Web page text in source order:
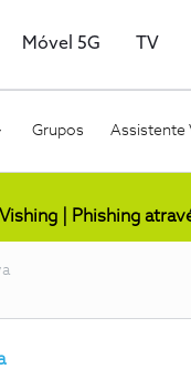
Móvel 5G TV
Grupos Assistente
Vishing | Phishing